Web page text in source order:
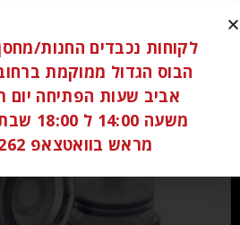
אביב שעות הפתיחה יום
משעה
מראש בוואטצאפ 058-6306262